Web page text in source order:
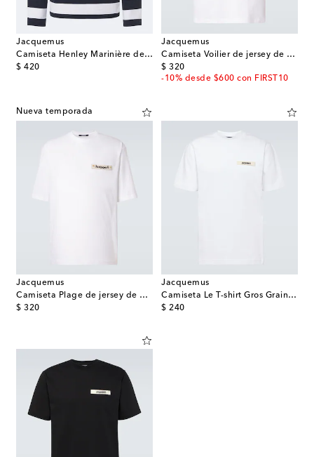
Jacquemus
Camiseta Henley Marinière de algodón a rayas
$ 420
original price
Jacquemus
Camiseta Voilier de jersey de algodón bordada
$ 320
original price
-10% desde $600 con FIRST10
Nueva temporada
Jacquemus
Camiseta Plage de jersey de algodón
$ 320
original price
Jacquemus
Camiseta Le T-shirt Gros Grain de algodón
$ 240
original price